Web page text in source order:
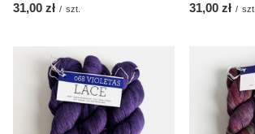
31,00 zł / szt. 31,00 zł / szt.